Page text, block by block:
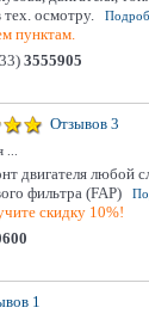
осмотру.
пунктам.
3555905
Отзывов 3
двигателя любой
фильтра (FAP)
скидку 10%!
1